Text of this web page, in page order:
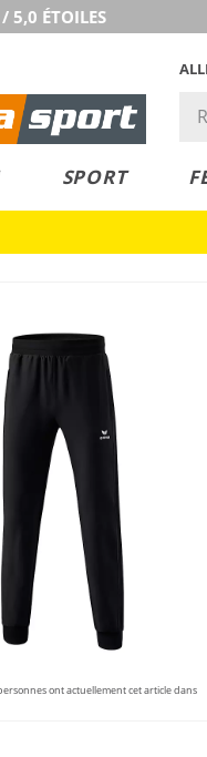
ÉTOILES
SPORT
ont actuellement cet article dans